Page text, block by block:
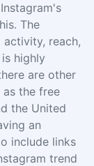
The
reach,
highly
are other
as the free
the United
an
include links
trend